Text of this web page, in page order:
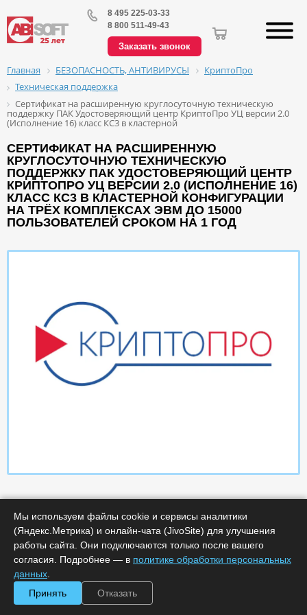
8 495 225-03-33
8 800 511-49-43
Заказать звонок
Главная БЕЗОПАСНОСТЬ, АНТИВИРУСЫ
КриптоПро
Техническая поддержка
Сертификат на расширенную круглосуточную техническую
поддержку ПАК Удостоверяющий центр КриптоПро УЦ версии 2.0
(Исполнение 16) класс КС3 в кластерной
СЕРТИФИКАТ НА РАСШИРЕННУЮ
КРУГЛОСУТОЧНУЮ ТЕХНИЧЕСКУЮ
ПОДДЕРЖКУ ПАК УДОСТОВЕРЯЮЩИЙ ЦЕНТР
КРИПТОПРО УЦ ВЕРСИИ 2.0 (ИСПОЛНЕНИЕ 16)
КЛАСС КС3 В КЛАСТЕРНОЙ КОНФИГУРАЦИИ
НА ТРЁХ КОМПЛЕКСАХ ЭВМ ДО 15000
ПОЛЬЗОВАТЕЛЕЙ СРОКОМ НА 1 ГОД
Характеристики
Минимальное количество лицензий :
Мы используем файлы cookie и сервисы аналитики
(Яндекс.Метрика) и онлайн-чата (JivoSite) для улучшения
работы сайта. Они подключаются только после вашего
согласия. Подробнее — в политике обработки персональных
данных
Принять
Отказать